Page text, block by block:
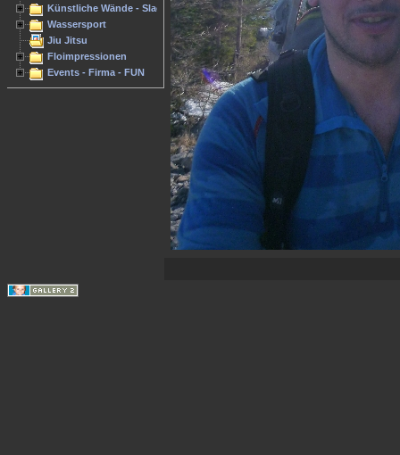
Künstliche Wände - Slacken
Wassersport
Jiu Jitsu
Floimpressionen
Events - Firma - FUN